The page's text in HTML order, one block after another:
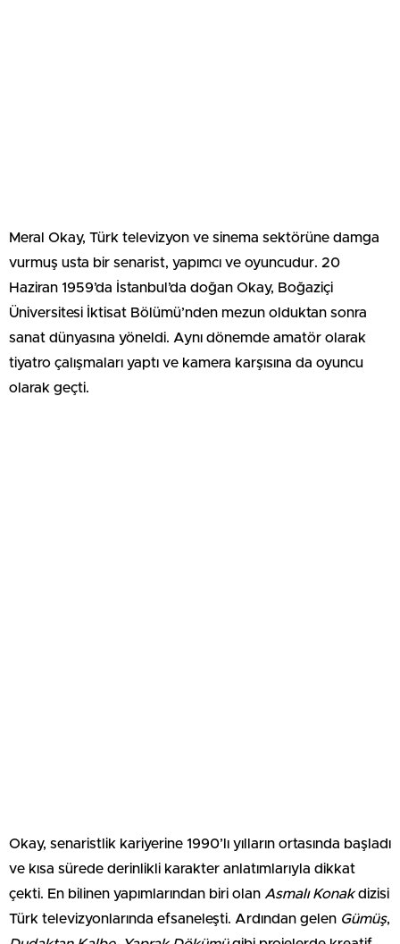
Meral Okay, Türk televizyon ve sinema sektörüne damga
vurmuş usta bir senarist, yapımcı ve oyuncudur. 20
Haziran 1959’da İstanbul’da doğan Okay, Boğaziçi
Üniversitesi İktisat Bölümü’nden mezun olduktan sonra
sanat dünyasına yöneldi. Aynı dönemde amatör olarak
tiyatro çalışmaları yaptı ve kamera karşısına da oyuncu
olarak geçti.
Okay, senaristlik kariyerine 1990’lı yılların ortasında başladı
ve kısa sürede derinlikli karakter anlatımlarıyla dikkat
çekti. En bilinen yapımlarından biri olan Asmalı Konakdizisi
Türk televizyonlarında efsaneleşti. Ardından gelen Gümüş,